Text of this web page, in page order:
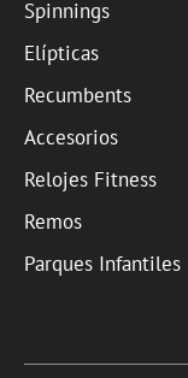
Spinnings
Elípticas
Recumbents
Accesorios
Relojes Fitness
Remos
Parques Infantiles